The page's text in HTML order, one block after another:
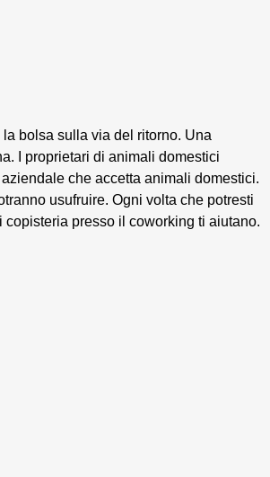
bolsa sulla via del ritorno. Una
I proprietari di animali domestici
che accetta animali domestici.
usufruire. Ogni volta che potresti
presso il coworking ti aiutano.